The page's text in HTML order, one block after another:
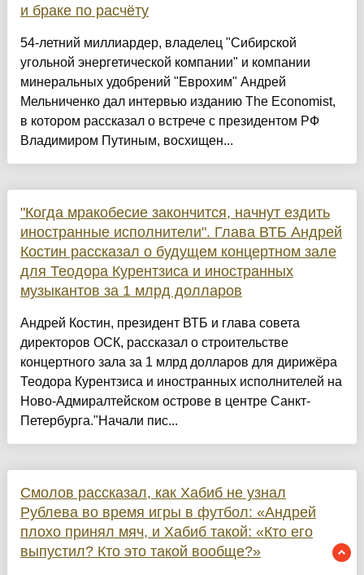
и браке по расчёту
54-летний миллиардер, владелец "Сибирской
угольной энергетической компании" и компании
минеральных удобрений "Еврохим" Андрей
Мельниченко дал интервью изданию The Economist,
в котором рассказал о встрече с президентом РФ
Владимиром Путиным, восхищен...
"Когда мракобесие закончится, начнут ездить
иностранные исполнители". Глава ВТБ Андрей
Костин рассказал о будущем концертном зале
для Теодора Курентзиса и иностранных
музыкантов за 1 млрд долларов
Андрей Костин, президент ВТБ и глава совета
директоров ОСК, рассказал о строительстве
концертного зала за 1 млрд долларов для дирижёра
Теодора Курентзиса и иностранных исполнителей на
Ново-Адмиралтейском острове в центре Санкт-
Петербурга."Начали пис...
Смолов рассказал, как Хабиб не узнал
Рублева во время игры в футбол: «Андрей
плохо принял мяч, и Хабиб такой: «Кто его
выпустил? Кто это такой вообще?»